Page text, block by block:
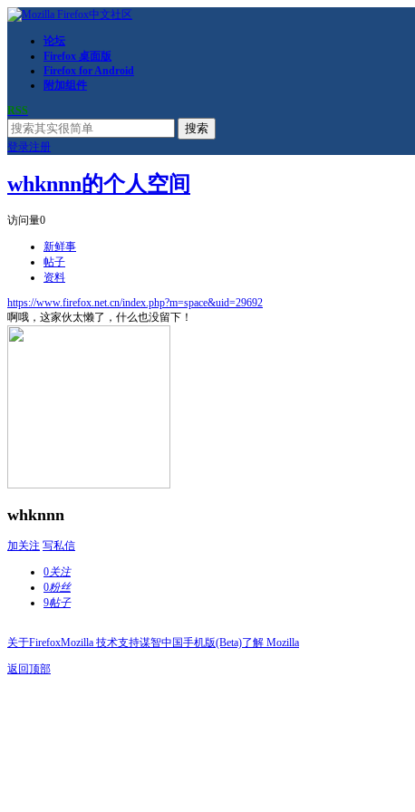
论坛
Firefox 桌面版
Firefox for Android
附加组件
RSS
搜索
登录注册
whknnn的个人空间
访问量0
新鲜事
帖子
资料
https://www.firefox.net.cn/index.php?m=space&uid=29692
啊哦，这家伙太懒了，什么也没留下！
whknnn
加关注 写私信
0关注
0粉丝
9帖子
关于FirefoxMozilla 技术支持谋智中国手机版(Beta)了解 Mozilla
返回顶部